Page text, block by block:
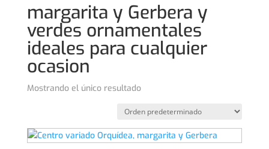
margarita y Gerbera y
verdes ornamentales
ideales para cualquier
ocasion
Mostrando el único resultado